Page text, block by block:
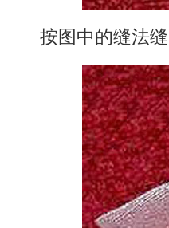
按图中的缝法缝